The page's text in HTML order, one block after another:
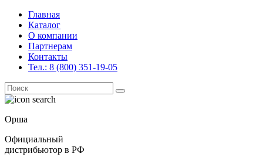
Главная
Каталог
О компании
Партнерам
Контакты
Тел.: 8 (800) 351-19-05
Поиск
for:
Орша
Официальный
дистрибьютор в РФ